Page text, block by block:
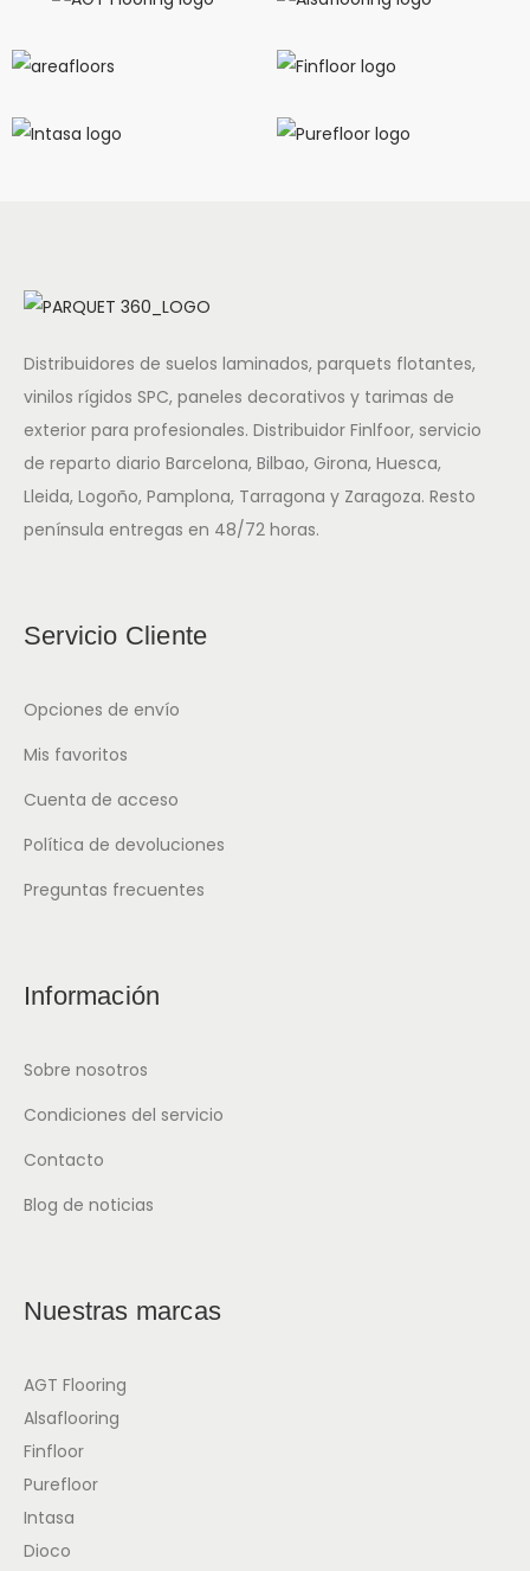
Distribuidores de suelos laminados, parquets flotantes,
vinilos rígidos SPC, paneles decorativos y tarimas de
exterior para profesionales. Distribuidor Finlfoor, servicio
de reparto diario Barcelona, Bilbao, Girona, Huesca,
Lleida, Logoño, Pamplona, Tarragona y Zaragoza. Resto
península entregas en 48/72 horas.
Servicio Cliente
Opciones de envío
Mis favoritos
Cuenta de acceso
Política de devoluciones
Preguntas frecuentes
Información
Sobre nosotros
Condiciones del servicio
Contacto
Blog de noticias
Nuestras marcas
AGT Flooring
Alsaflooring
Finfloor
Purefloor
Intasa
Dioco